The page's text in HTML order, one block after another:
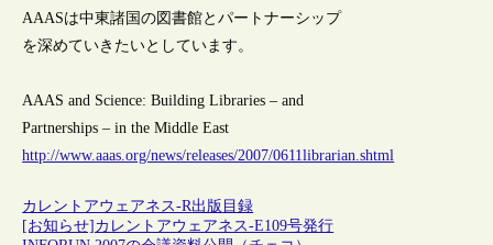
AAASは中東諸国の図書館とパートナーシップ
を深めていきたいとしています。
AAAS and Science: Building Libraries – and
Partnerships – in the Middle East
http://www.aaas.org/news/releases/2007/0611librarian.shtml
カレントアウェアネス-R出版 目録
[お知らせ]カレントアウェアネス-E109号発行